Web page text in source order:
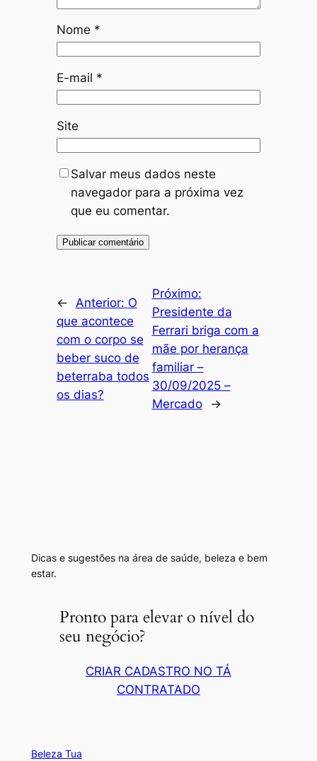
Nome *
E-mail *
Site
Salvar meus dados neste
navegador para a próxima vez
que eu comentar.
← Anterior: O
que acontece
com o corpo se
beber suco de
beterraba todos
os dias?
Próximo:
Presidente da
Ferrari briga com a
mãe por herança
familiar –
30/09/2025 –
Mercado
→
Dicas e sugestões na área de saúde, beleza e bem
estar.
Pronto para elevar o nível do
seu negócio?
CRIAR CADASTRO NO TÁ
CONTRATADO
Beleza Tua